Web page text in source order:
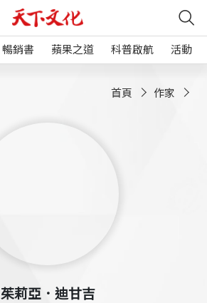
暢銷書 蘋果之道 科普啟航 活動
首頁 作家
茱莉亞．迪甘吉